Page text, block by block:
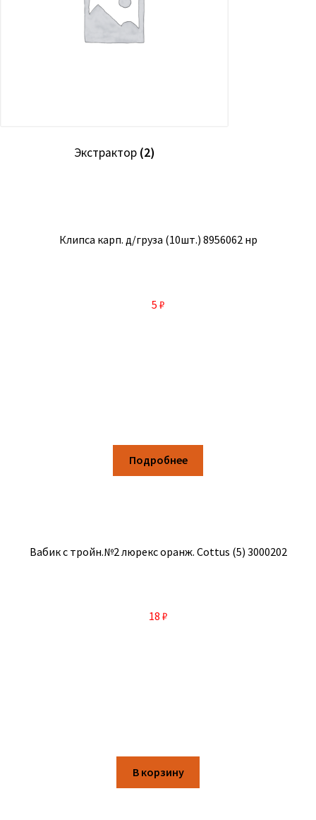
Экстрактор (2)
Клипса карп. д/груза (10шт.) 8956062 нр
5 ₽
Подробнее
Вабик с тройн.№2 люрекс оранж. Cottus (5) 3000202
18 ₽
В корзину